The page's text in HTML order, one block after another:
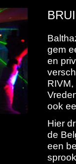
gem
en
ook
Hier
de
een